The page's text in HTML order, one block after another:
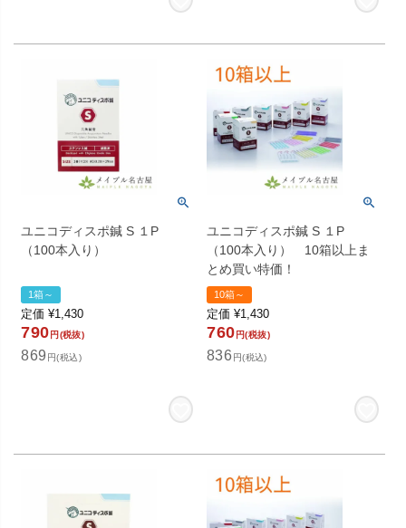
ユニコディスポ鍼 S １P
（100本入り）
1箱～
定価 ¥1,430
790 円(税抜)
869 円(税込)
ユニコディスポ鍼 S １P
（100本入り） 10箱以上ま
とめ買い特価！
10箱～
定価 ¥1,430
760 円(税抜)
836 円(税込)